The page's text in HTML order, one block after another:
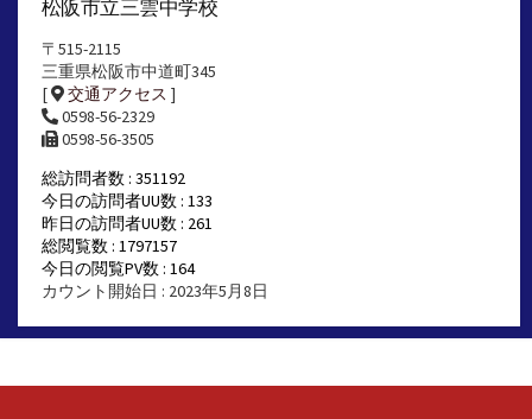
松阪市立三雲中学校
〒515-2115
三重県松阪市中道町345
[
交通アクセス ]
0598-56-2329
0598-56-3505
総訪問者数 : 351192
今日の訪問者UU数 : 133
昨日の訪問者UU数 : 261
総閲覧数 : 1797157
今日の閲覧PV数 : 164
カウント開始日 : 2023年5月8日